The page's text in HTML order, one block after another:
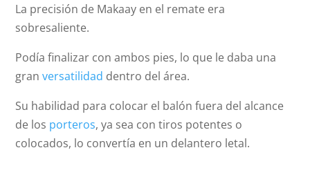
La precisión de Makaay en el remate era
sobresaliente.
Podía finalizar con ambos pies, lo que le daba una
granversatilidad dentro del área.
Su habilidad para colocar el balón fuera del alcance
de los porteros, ya sea con tiros potentes o
colocados, lo convertía en un delantero letal.